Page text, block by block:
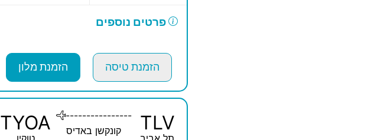
פרטים נוספים
הזמנת טיסה הזמנת מלון
TLV
----------------
קונקשן באדיס
TYOA